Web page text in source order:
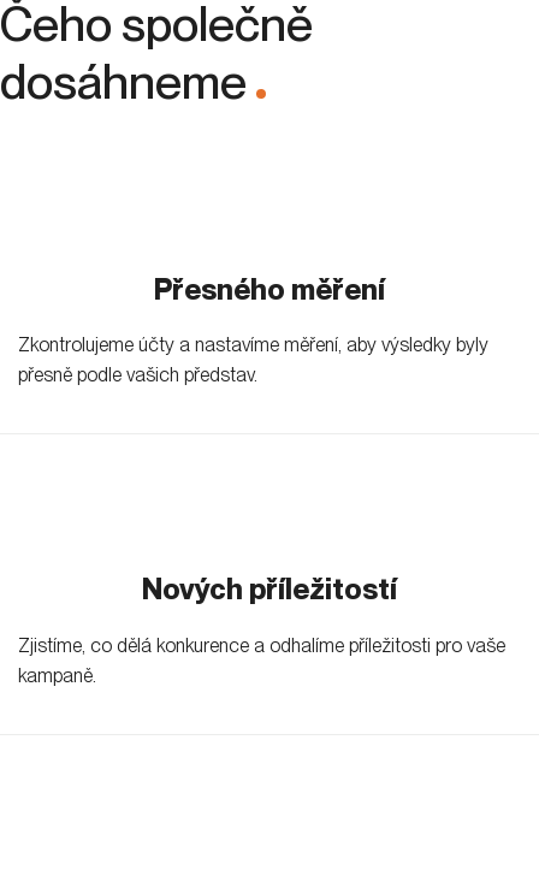
Čeho společně
dosáhneme
.
Přesného měření
Zkontrolujeme účty a nastavíme měření, aby výsledky byly
přesně podle vašich představ.
Nových příležitostí
Zjistíme, co dělá konkurence a odhalíme příležitosti pro vaše
kampaně.